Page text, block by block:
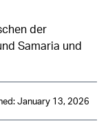
der
Samaria und
January 13, 2026